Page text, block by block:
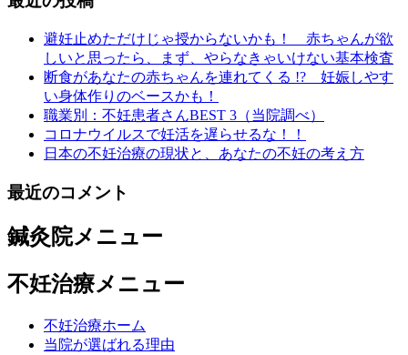
避妊止めただけじゃ授からないかも！ 赤ちゃんが欲
しいと思ったら、まず、やらなきゃいけない基本検査
断食があなたの赤ちゃんを連れてくる !? 妊娠しやす
い身体作りのベースかも！
職業別：不妊患者さんBEST 3（当院調べ）
コロナウイルスで妊活を遅らせるな！！
日本の不妊治療の現状と、あなたの不妊の考え方
最近のコメント
鍼灸院メニュー
不妊治療メニュー
不妊治療ホーム
当院が選ばれる理由